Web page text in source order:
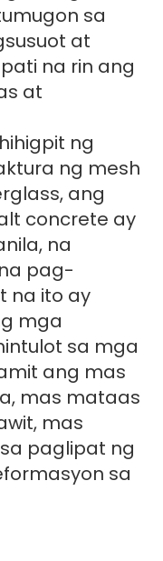
sa
at
na rin ang
at
ng
ng mesh
ang
concrete ay
na
pag-
na ito ay
mga
sa mga
ang mas
mas mataas
mas
paglipat ng
sa